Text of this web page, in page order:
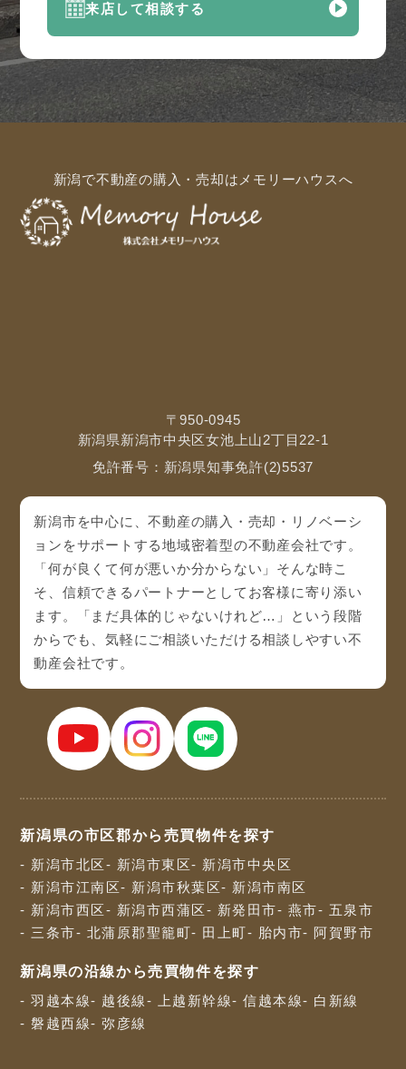
来店して相談する
新潟で不動産の購入・売却はメモリーハウスへ
〒950-0945
新潟県新潟市中央区女池上山2丁目22-1
免許番号：新潟県知事免許(2)5537
新潟市を中心に、不動産の購入・売却・リノベーシ
ョンをサポートする地域密着型の不動産会社です。
「何が良くて何が悪いか分からない」そんな時こ
そ、信頼できるパートナーとしてお客様に寄り添い
ます。「まだ具体的じゃないけれど…」という段階
からでも、気軽にご相談いただける相談しやすい不
動産会社です。
新潟県の市区郡から売買物件を探す
- 新潟市北区 - 新潟市東区- 新潟市中央区
- 新潟市江南区- 新潟市秋葉区- 新潟市南区
- 新潟市西区 - 新潟市西蒲区 - 新発田市- 燕市- 五泉市
- 三条市- 北蒲原郡聖籠町- 田上町- 胎内市- 阿賀野市
新潟県の沿線から売買物件を探す
- 羽越本線- 越後線- 上越新幹線- 信越本線- 白新線
- 磐越西線- 弥彦線